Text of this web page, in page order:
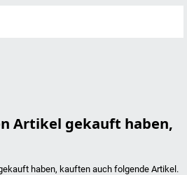
Artikel gekauft haben,
haben, kauften auch folgende Artikel.